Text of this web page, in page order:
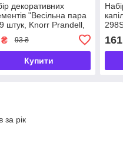
декоративних
"Весільна пара
штук, Knorr Prandell,
93 ₴
Купити
161
за рік